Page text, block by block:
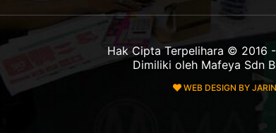
Hak Cipta Terpelihara © 2016
Dimiliki oleh Mafeya Sdn
WEB DESIGN BY